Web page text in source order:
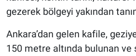
gezerek bölgeyi yakından
Ankara’dan gelen kafile,
150 metre altında bulunan ve